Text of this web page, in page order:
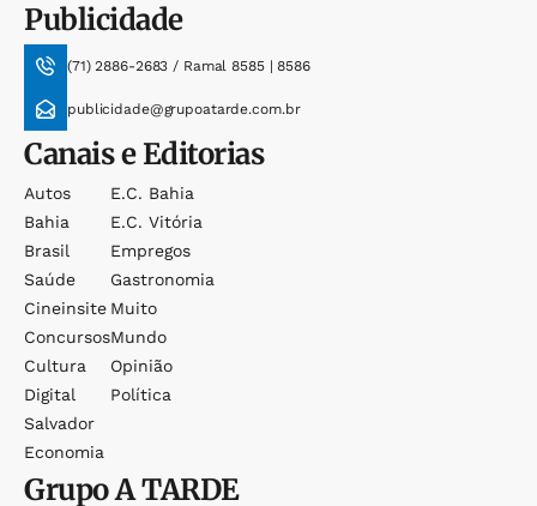
Publicidade
(71) 2886-2683 / Ramal 8585 | 8586
publicidade@grupoatarde.com.br
Canais e Editorias
Autos
Bahia
Brasil
Saúde
Cineinsite
Concursos
Cultura
Digital
Salvador
Economia
E.c. Bahia
E.c. Vitória
Empregos
Gastronomia
Muito
Mundo
Opinião
Política
GrupoA TARDE